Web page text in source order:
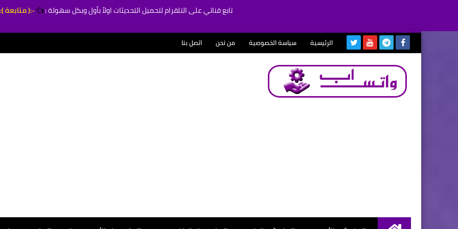
تابع قناتي على التلقرام لتحميل التحديثات اولاً بأول وبكل سهولة: -:( متابعة
الرئيسية سياسة الخصوصية من نحن اتصل بنا